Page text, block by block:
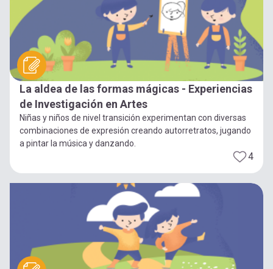
La aldea de las formas mágicas - Experiencias
de Investigación en Artes
Niñas y niños de nivel transición experimentan con diversas
combinaciones de expresión creando autorretratos, jugando
a pintar la música y danzando.
4